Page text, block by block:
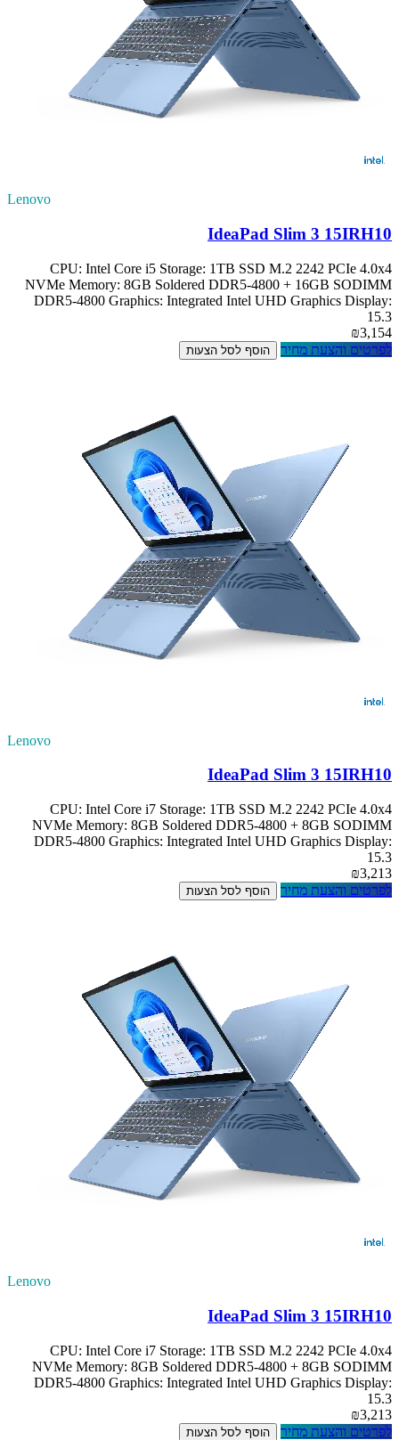
Lenovo
IdeaPad Slim 3 15IRH10
CPU: Intel Core i5 Storage: 1TB SSD M.2 2242 PCIe 4.0x4
NVMe Memory: 8GB Soldered DDR5-4800 + 16GB SODIMM
DDR5-4800 Graphics: Integrated Intel UHD Graphics Display:
15.3
₪3,154
לפרטים והצעת מחיר
הוסף לסל הצעות
Lenovo
IdeaPad Slim 3 15IRH10
CPU: Intel Core i7 Storage: 1TB SSD M.2 2242 PCIe 4.0x4
NVMe Memory: 8GB Soldered DDR5-4800 + 8GB SODIMM
DDR5-4800 Graphics: Integrated Intel UHD Graphics Display:
15.3
₪3,213
לפרטים והצעת מחיר
הוסף לסל הצעות
Lenovo
IdeaPad Slim 3 15IRH10
CPU: Intel Core i7 Storage: 1TB SSD M.2 2242 PCIe 4.0x4
NVMe Memory: 8GB Soldered DDR5-4800 + 8GB SODIMM
DDR5-4800 Graphics: Integrated Intel UHD Graphics Display:
15.3
₪3,213
לפרטים והצעת מחיר
הוסף לסל הצעות